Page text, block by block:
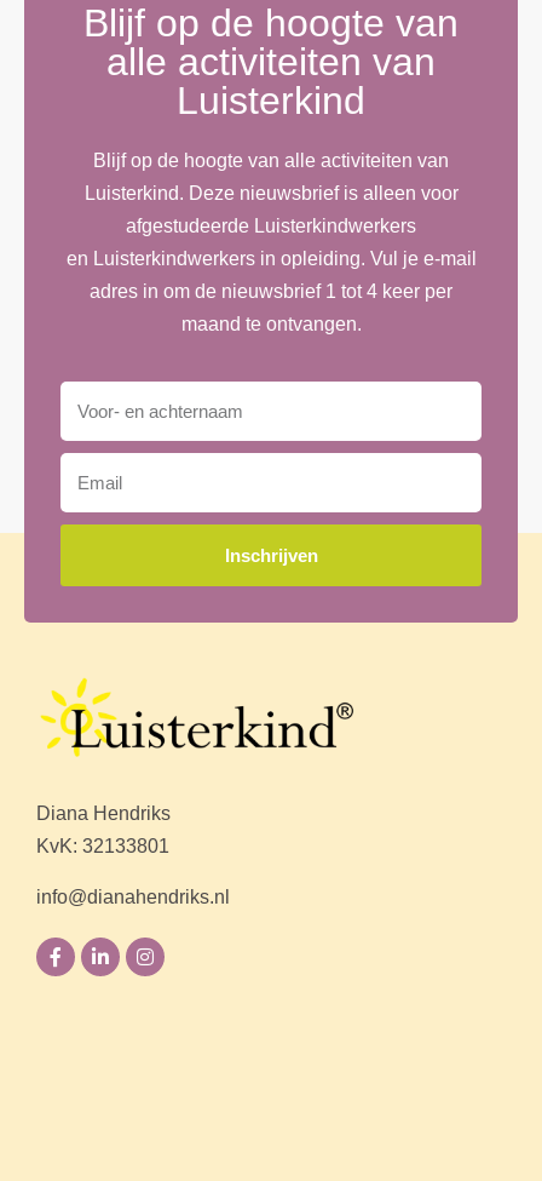
Blijf op de hoogte van
alle activiteiten van
Luisterkind
Blijf op de hoogte van alle activiteiten van
Luisterkind. Deze nieuwsbrief is alleen voor
afgestudeerde Luisterkindwerkers
en Luisterkindwerkers in opleiding. Vul je e-mail
adres in om de nieuwsbrief 1 tot 4 keer per
maand te ontvangen.
Inschrijven
Diana Hendriks
KvK: 32133801
info@dianahendriks.nl